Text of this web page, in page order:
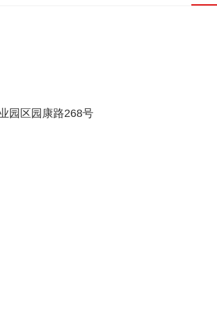
园区园康路268号